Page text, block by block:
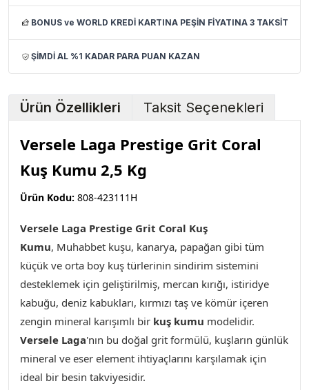
BONUS ve WORLD KREDİ KARTINA PEŞİN FİYATINA 3 TAKSİT
ŞİMDİ AL %1 KADAR PARA PUAN KAZAN
Ürün Özellikleri Taksit Seçenekleri
Versele Laga Prestige Grit Coral
Kuş Kumu 2,5 Kg
Ürün Kodu: 808-423111H
Versele Laga Prestige Grit Coral Kuş
Kumu, Muhabbet kuşu, kanarya, papağan gibi tüm
küçük ve orta boy kuş türlerinin sindirim sistemini
desteklemek için geliştirilmiş, mercan kırığı, istiridye
kabuğu, deniz kabukları, kırmızı taş ve kömür içeren
zengin mineral karışımlı bir kuş kumu modelidir.
Versele Laga'nın bu doğal grit formülü, kuşların günlük
mineral ve eser element ihtiyaçlarını karşılamak için
ideal bir besin takviyesidir.